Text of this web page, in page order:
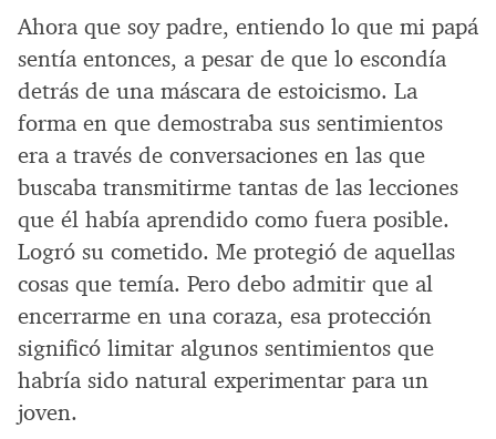
Ahora que soy padre, entiendo lo que mi papá
sentía entonces, a pesar de que lo escondía
detrás de una máscara de estoicismo. La
forma en que demostraba sus sentimientos
era a través de conversaciones en las que
buscaba transmitirme tantas de las lecciones
que él había aprendido como fuera posible.
Logró su cometido. Me protegió de aquellas
cosas que temía. Pero debo admitir que al
encerrarme en una coraza, esa protección
significó limitar algunos sentimientos que
habría sido natural experimentar para un
joven.